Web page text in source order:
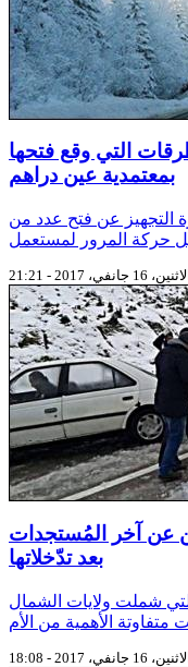
التي وقع فتحها
بمعتمدية عين دراهم
التجهيز عن فتح عدد من
الاثنين، 16 جانفي، 2017 - 21:21
عن آخر المُستجدات
بعد تدّخلاتها
شملت ولايات الشمال
16 جانفي، 2017 - 18:08